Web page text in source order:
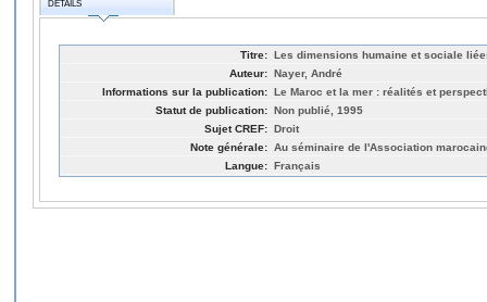
DÉTAILS
Titre: Les dimensions humaine et sociale
Auteur: Nayer, André
Informations sur la publication: Le Maroc et la mer : réalités et
Statut de publication: Non publié, 1995
Sujet CREF: Droit
Note générale: Au séminaire de l'Association
Langue: Français